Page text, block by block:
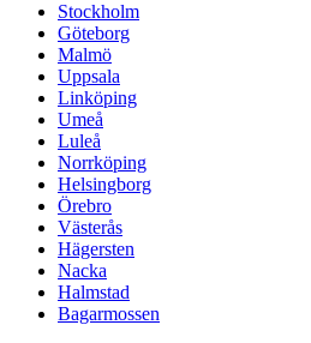
Stockholm
Göteborg
Malmö
Uppsala
Linköping
Umeå
Luleå
Norrköping
Helsingborg
Örebro
Västerås
Hägersten
Nacka
Halmstad
Bagarmossen